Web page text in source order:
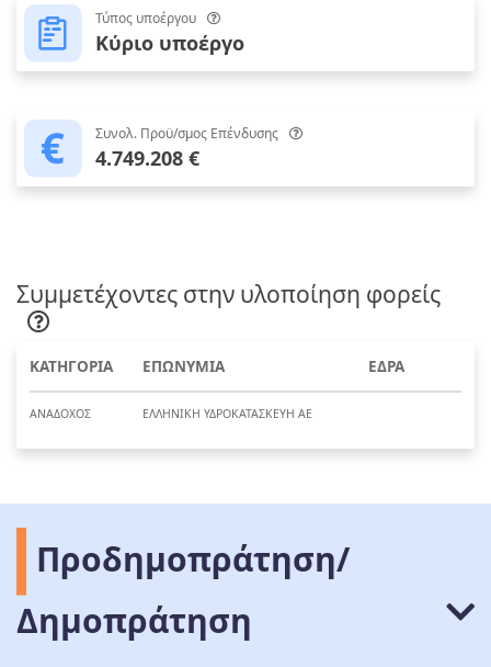
Τύπος υποέργου
Κύριο υποέργο
Συνολ. Προϋ/σμος Επένδυσης
4.749.208 €
Συμμετέχοντες στην υλοποίηση φορείς
ΚΑΤΗΓΟΡΙΑ ΕΠΩΝΥΜΙΑ ΕΔΡΑ
ΑΝΑΔΟΧΟΣ ΕΛΛΗΝΙΚΗ ΥΔΡΟΚΑΤΑΣΚΕΥΗ ΑΕ
Προδημοπράτηση/
Δημοπράτηση